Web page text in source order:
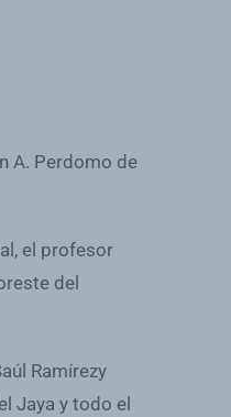
A. Perdomo de
el profesor
del
Ramírezy
Jaya y todo el